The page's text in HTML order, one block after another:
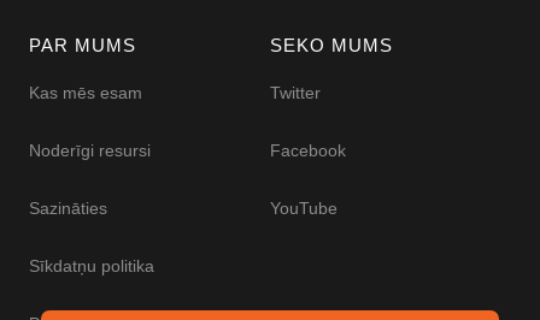
PAR MUMS
Kas mēs esam
Noderīgi resursi
Sazināties
Sīkdatņu politika
SEKO MUMS
Twitter
Facebook
YouTube